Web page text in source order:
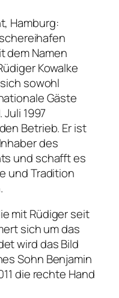
Hamburg:
dem Namen
Kowalke
sowohl
Gäste
1997
Betrieb. Er ist
des
und schafft es
und Tradition
mit Rüdiger seit
sich um das
wird das Bild
Sohn Benjamin
die rechte Hand